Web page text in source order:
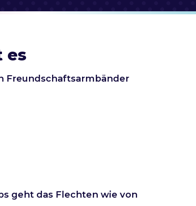
es
Freundschaftsarmbänder
geht das Flechten wie von